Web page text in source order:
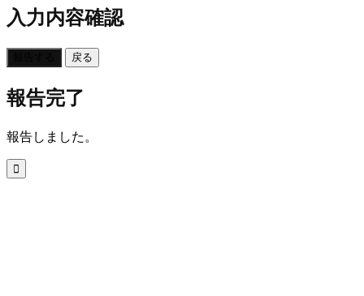
入力内容確認
戻る
報告完了
報告しました。
